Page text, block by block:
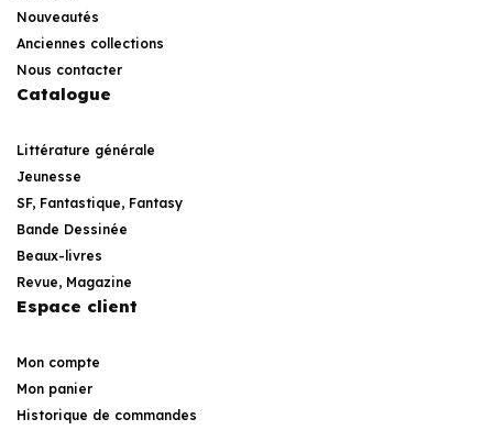
Nouveautés
Anciennes collections
Nous contacter
Catalogue
Littérature générale
Jeunesse
SF, Fantastique, Fantasy
Bande Dessinée
Beaux-livres
Revue, Magazine
Espace client
Mon compte
Mon panier
Historique de commandes